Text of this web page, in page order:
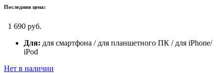
Последняя цена:
1 690 руб.
Для: для смартфона / для планшетного ПК / для iPhone/
iPod
Нет в наличии